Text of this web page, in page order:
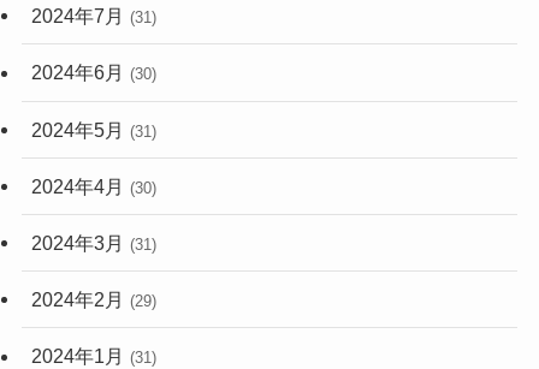
2024年7月 (31)
2024年6月 (30)
2024年5月 (31)
2024年4月 (30)
2024年3月 (31)
2024年2月 (29)
2024年1月 (31)